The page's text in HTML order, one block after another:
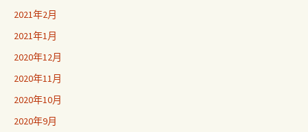
2021年2月
2021年1月
2020年12月
2020年11月
2020年10月
2020年9月